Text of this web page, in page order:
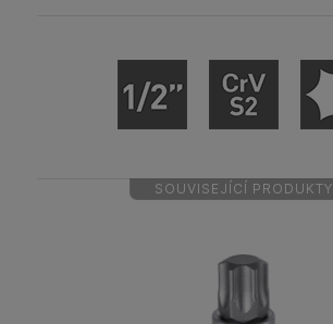
SOUVISEJÍCÍ PRODUKTY